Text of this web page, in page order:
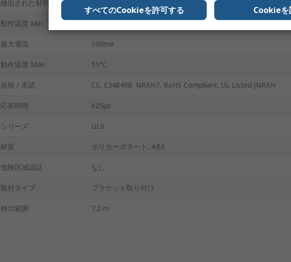
検出された材料 ポリメチルメタクリレート, プラスチック
動作温度 Min
最大電流 100mA
動作温度 Max 55°C
規格 / 承認 CE, E348498, NRKH7, RoHS Compliant, UL Listed (NRKH
応答時間 625μs
シリーズ GL6
材質 ポリカーボネート, ABS
危険区域認証 なし
取付タイプ ブラケット取り付け
検出範囲 7.2 m
すべてのCookieを許可する Cookieを